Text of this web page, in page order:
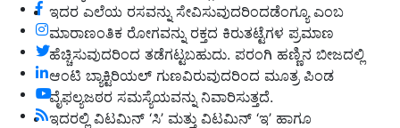
ಇದರ ಎಲೆಯ ರಸವನ್ನು ಸೇವಿಸುವುದರಿಂದಡೆಂಗ್ಯೂ ಎಂಬ
ಮಾರಾಣಂತಿಕ ರೋಗವನ್ನು ರಕ್ತದ ಕಿರುತಟ್ಟೆಗಳ ಪ್ರಮಾಣ
ಹೆಚ್ಚಿಸುವುದರಿಂದ ತಡೆಗಟ್ಟಬಹುದು. ಪರಂಗಿ ಹಣ್ಣಿನ ಬೀಜದಲ್ಲಿ
ಆಂಟಿ ಬ್ಯಾಕ್ಟಿರಿಯಲ್ ಗುಣವಿರುವುದರಿಂದ ಮೂತ್ರ ಪಿಂಡ
ವೈಫಲ್ಯಜಠರ ಸಮಸ್ಯೆಯವನ್ನು ನಿವಾರಿಸುತ್ತದೆ.
ಇದರಲ್ಲಿ ವಿಟಮಿನ್ ‘ಸಿ’ ಮತ್ತು ವಿಟಮಿನ್ ‘ಇ’ ಹಾಗೂ